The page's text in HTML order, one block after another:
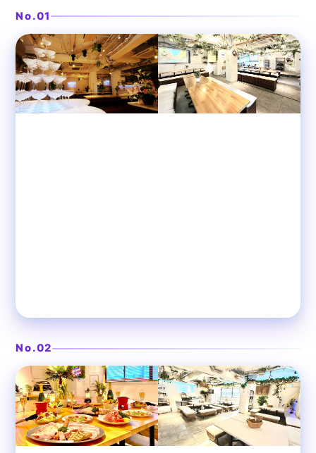
No.01
渋谷 貸切パーティースペース
渋谷ガーデンパティオ
No.02
渋谷 貸切パーティースペース
DJブースがあるビーチ風空間
渋谷ガーデンホール